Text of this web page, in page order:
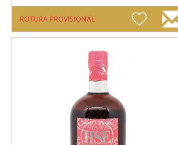
ROTURA PROVISIONAL